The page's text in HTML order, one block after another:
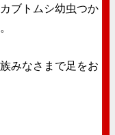
ブトムシ幼虫つか
みなさまで足をお